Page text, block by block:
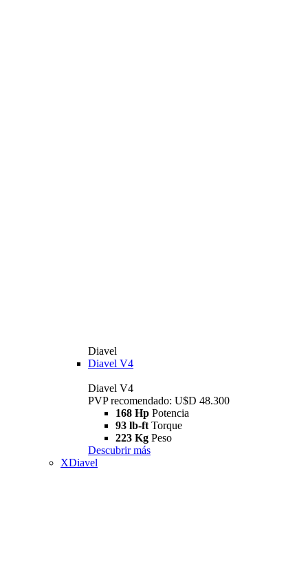
Diavel
Diavel V4
Diavel V4
PVP recomendado: U$D 48.300
168 Hp Potencia
93 lb-ft Torque
223 Kg Peso
Descubrir más
XDiavel